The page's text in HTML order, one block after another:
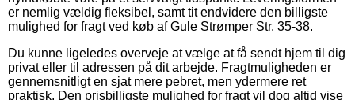
er nemlig vældig fleksibel, samt tit endvidere den billigste
mulighed for fragt ved køb af Gule Strømper Str. 35-38.
Du kunne ligeledes overveje at vælge at få sendt hjem til dig
privat eller til adressen på dit arbejde. Fragtmuligheden er
gennemsnitligt en sjat mere pebret, men ydermere ret
praktisk. Den prisbilligste mulighed for fragt vil dog altid vise